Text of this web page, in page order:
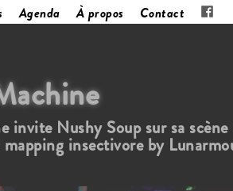
Agenda À propos Contact
invite Nushy Soup sur sa scène
insectivore by